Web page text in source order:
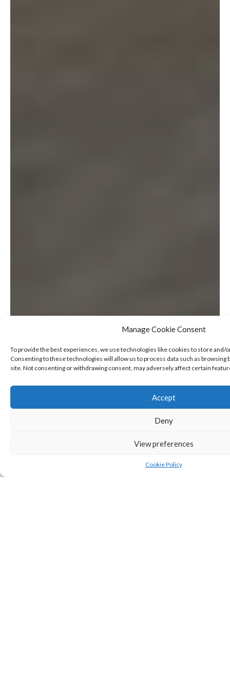
Manage Cookie Consent
To provide the best experiences, we use technologies like cookies to store and/
Consenting to these technologies will allow us to process data such as browsing
site. Not consenting or withdrawing consent, may adversely affect certain
Accept
Deny
View preferences
Cookie Policy